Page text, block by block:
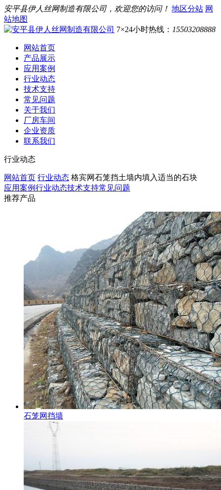
安平县伊人丝网制造有限公司，欢迎您的访问！ 地区分站 网
站地图
7×24小时热线： 15503208888
网站首页
产品展示
应用案例
行业动态
技术支持
常见问题
关于我们
厂房车间
企业资质
联系我们
行业动态
网站首页 行业动态 格宾网石笼挡土墙内填入适当的石块
应用案例行业动态技术支持常见问题
推荐产品
石笼网挡墙